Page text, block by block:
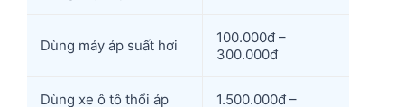
Dùng máy áp suất hơi
100.000đ –
300.000đ
Dùng xe ô tô thổi áp
1.500.000đ –